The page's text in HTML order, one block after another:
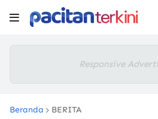
Responsive
Beranda BERITA